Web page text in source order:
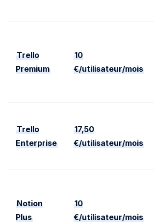
Trello
Premium
10
€/utilisateur/mois
Trello
Enterprise
17,50
€/utilisateur/mois
Notion
Plus
10
€/utilisateur/mois